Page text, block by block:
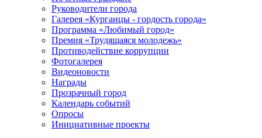
Руководители города
Галерея «Курганцы - гордость города»
Программа «Любимый город»
Премия «Трудящаяся молодежь»
Противодействие коррупции
Фотогалерея
Видеоновости
Награды
Прозрачный город
Календарь событий
Опросы
Инициативные проекты